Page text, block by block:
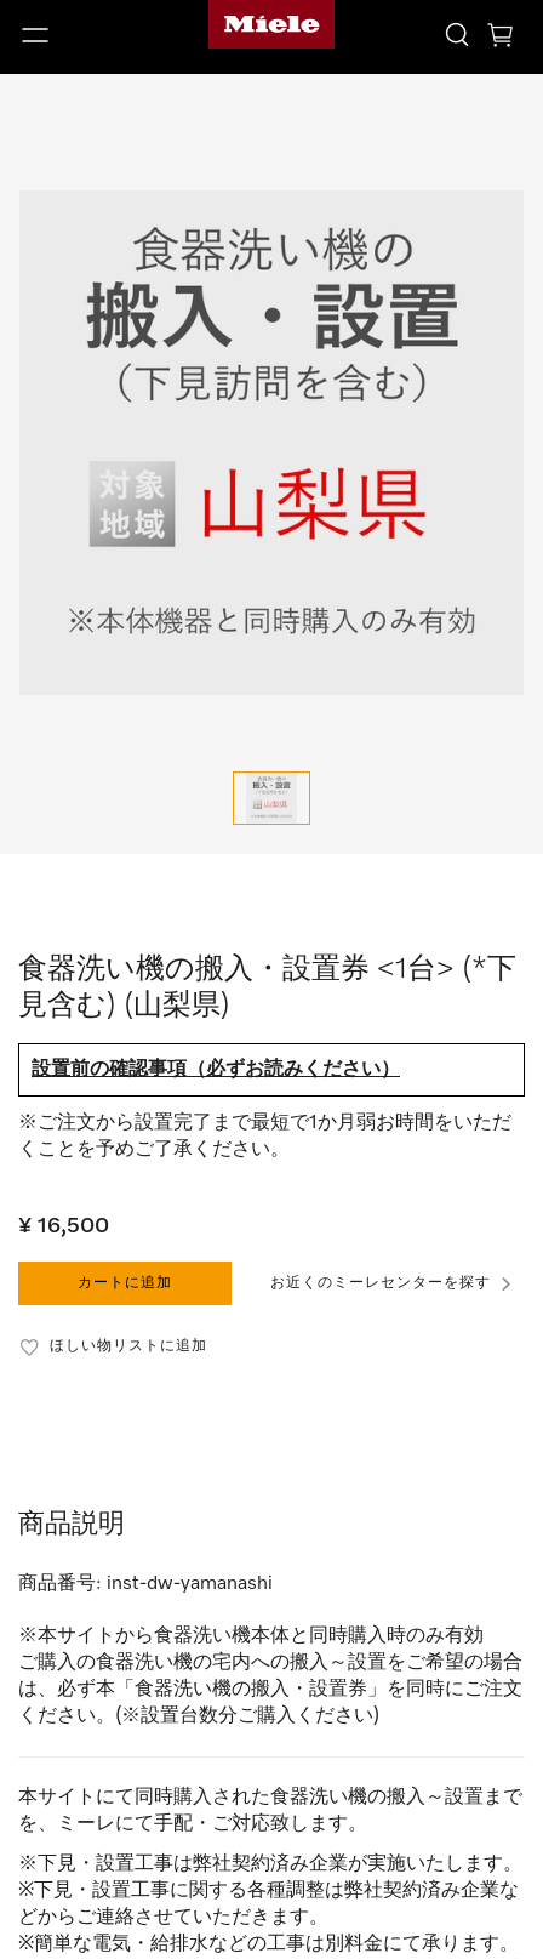
食器洗い機の搬入・設置券 <1台> (*下
見含む) (山梨県)
設置前の確認事項（必ずお読みください）
※ご注文から設置完了まで最短で1か月弱お時間をいただ
くことを予めご了承ください。
¥ 16,500
カートに追加 お近くのミーレセンターを探す
ほしい物リストに追加
商品説明
商品番号: inst-dw-yamanashi
※本サイトから食器洗い機本体と同時購入時のみ有効
ご購入の食器洗い機の宅内への搬入～設置をご希望の場合
は、必ず本「食器洗い機の搬入・設置券」を同時にご注文
ください。(※設置台数分ご購入ください)
本サイトにて同時購入された食器洗い機の搬入～設置まで
を、ミーレにて手配・ご対応致します。
※下見・設置工事は弊社契約済み企業が実施いたします。
※下見・設置工事に関する各種調整は弊社契約済み企業な
どからご連絡させていただきます。
※簡単な電気・給排水などの工事は別料金にて承ります。